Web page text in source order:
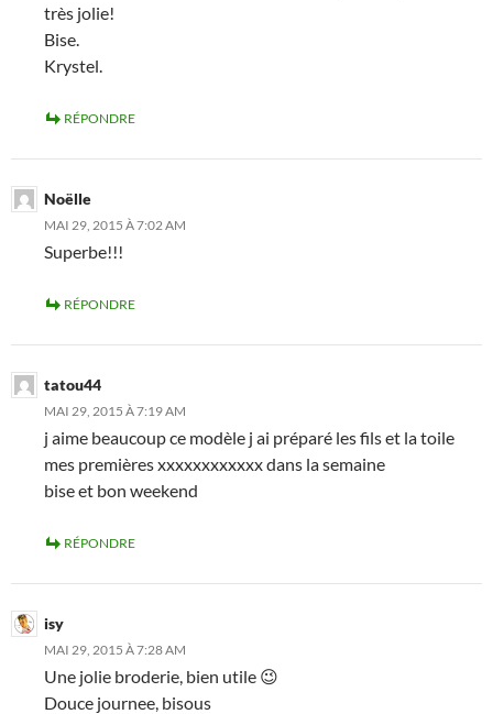
très jolie!
Bise.
Krystel.
RÉPONDRE
Noëlle
MAI 29, 2015 À 7:02 AM
Superbe!!!
RÉPONDRE
tatou44
MAI 29, 2015 À 7:19 AM
j aime beaucoup ce modèle j ai préparé les fils et la toile
mes premières xxxxxxxxxxxx dans la semaine
bise et bon weekend
RÉPONDRE
isy
MAI 29, 2015 À 7:28 AM
Une jolie broderie, bien utile 😉
Douce journee, bisous